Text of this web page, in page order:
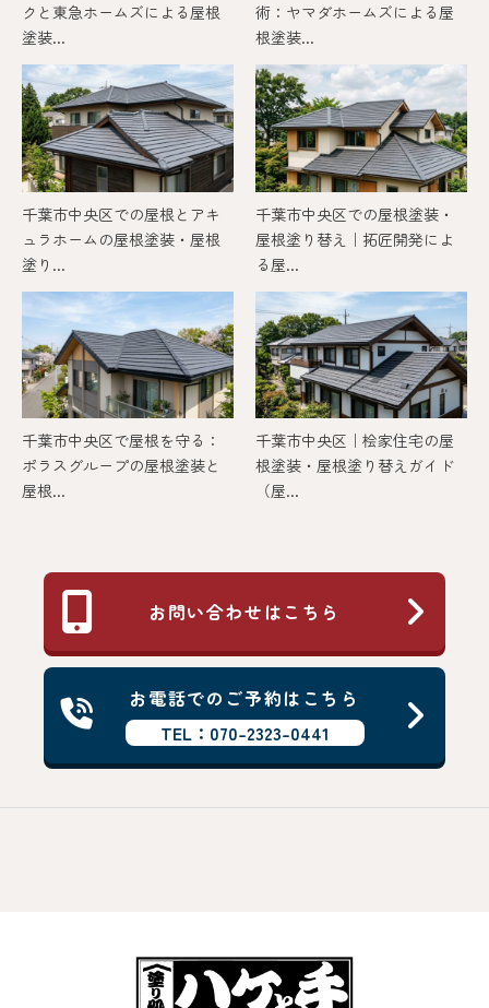
クと東急ホームズによる屋根
塗装...
術：ヤマダホームズによる屋
根塗装...
千葉市中央区での屋根とアキ
ュラホームの屋根塗装・屋根
塗り...
千葉市中央区での屋根塗装・
屋根塗り替え｜拓匠開発によ
る屋...
千葉市中央区で屋根を守る：
ポラスグループの屋根塗装と
屋根...
千葉市中央区｜桧家住宅の屋
根塗装・屋根塗り替えガイド
（屋...
お問い合わせはこちら
お電話でのご予約はこちら
TEL：070-2323-0441